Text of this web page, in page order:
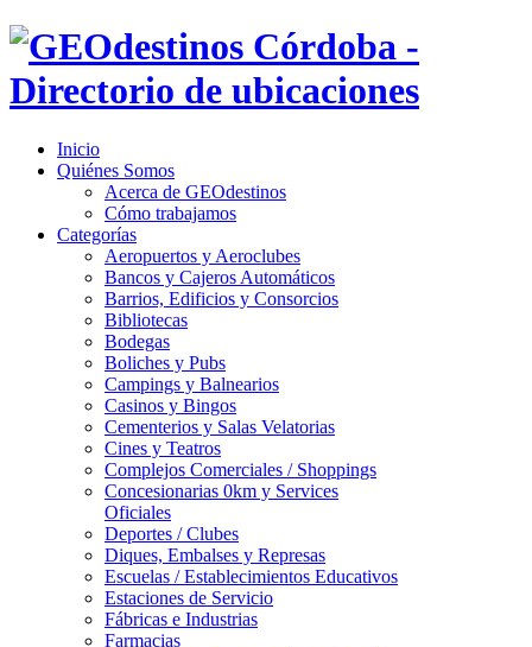
Inicio
Quiénes Somos
Acerca de GEOdestinos
Cómo trabajamos
Categorías
Aeropuertos y Aeroclubes
Bancos y Cajeros Automáticos
Barrios, Edificios y Consorcios
Bibliotecas
Bodegas
Boliches y Pubs
Campings y Balnearios
Casinos y Bingos
Cementerios y Salas Velatorias
Cines y Teatros
Complejos Comerciales / Shoppings
Concesionarias 0km y Services
Oficiales
Deportes / Clubes
Diques, Embalses y Represas
Escuelas / Establecimientos Educativos
Estaciones de Servicio
Fábricas e Industrias
Farmacias